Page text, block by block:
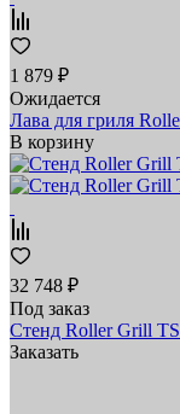
1 879 ₽
Ожидается
Лава для гриля
В корзину
32 748 ₽
Под заказ
Стенд Roller Grill
Заказать